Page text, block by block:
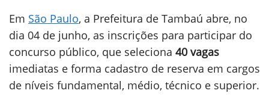
Em São Paulo, a Prefeitura de Tambaú abre, no
dia 04 de junho, as inscrições para participar do
concurso público, que seleciona 40 vagas
imediatas e forma cadastro de reserva em cargos
de níveis fundamental, médio, técnico e superior.